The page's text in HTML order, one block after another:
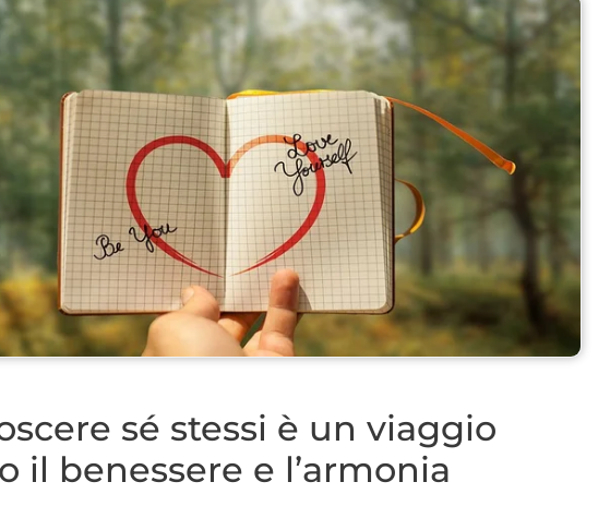
sé stessi è un viaggio
il benessere e l’armonia